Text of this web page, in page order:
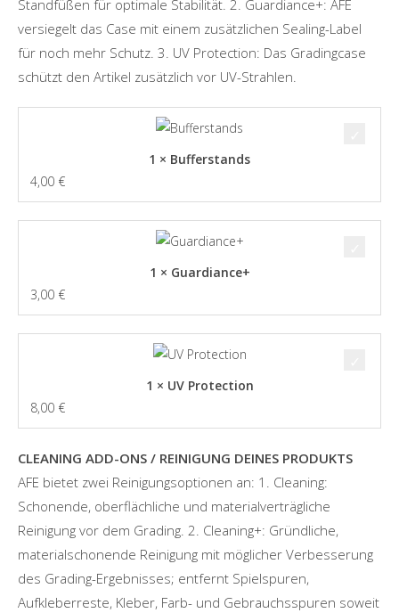
Standfüßen für optimale Stabilität. 2. Guardiance+: AFE
versiegelt das Case mit einem zusätzlichen Sealing-Label
für noch mehr Schutz. 3. UV Protection: Das Gradingcase
schützt den Artikel zusätzlich vor UV-Strahlen.
1 × Bufferstands
4,00 €
1 × Guardiance+
3,00 €
1 × UV Protection
8,00 €
CLEANING ADD-ONS / REINIGUNG DEINES PRODUKTS
AFE bietet zwei Reinigungsoptionen an: 1. Cleaning:
Schonende, oberflächliche und materialverträgliche
Reinigung vor dem Grading. 2. Cleaning+: Gründliche,
materialschonende Reinigung mit möglicher Verbesserung
des Grading-Ergebnisses; entfernt Spielspuren,
Aufkleberreste, Kleber, Farb- und Gebrauchsspuren soweit